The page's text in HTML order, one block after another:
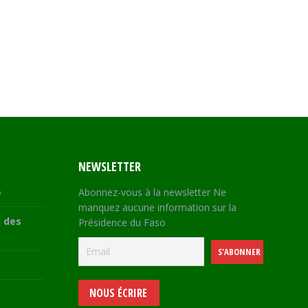
des
NEWSLETTER
Abonnez-vous à la newsletter Ne
manquez aucune information sur la
Présidence du Faso
NOUS ÉCRIRE